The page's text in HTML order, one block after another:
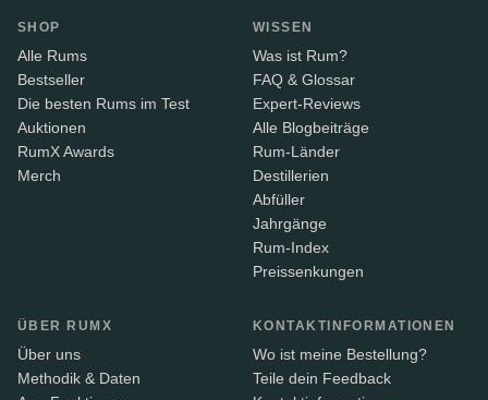
SHOP
Alle Rums
Bestseller
Die besten Rums im Test
Auktionen
RumX Awards
Merch
WISSEN
Was ist Rum?
FAQ & Glossar
Expert-Reviews
Alle Blogbeiträge
Rum-Länder
Destillerien
Abfüller
Jahrgänge
Rum-Index
Preissenkungen
ÜBER RUMX
Über uns
Methodik & Daten
KONTAKTINFORMATIONEN
Wo ist meine Bestellung?
Teile dein Feedback